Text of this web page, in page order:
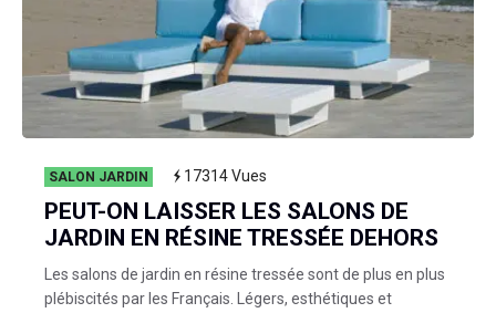
SALON JARDIN 17314Vues
PEUT-ON LAISSER LES SALONS DE
JARDIN EN RÉSINE TRESSÉE DEHORS
Les salons de jardin en résine tressée sont de plus en plus
plébiscités par les Français. Légers, esthétiques et